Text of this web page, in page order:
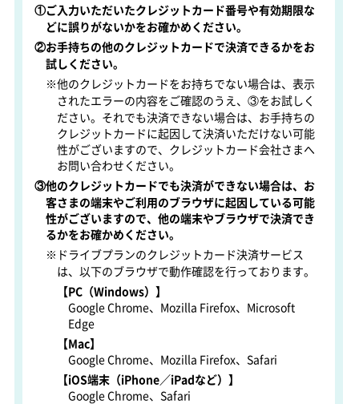
①ご入力いただいたクレジットカード番号や有効期限な
どに誤りがないかをお確かめください。
②お手持ちの他のクレジットカードで決済できるかをお
試しください。
※他のクレジットカードをお持ちでない場合は、表示
されたエラーの内容をご確認のうえ、③をお試しく
ださい。それでも決済できない場合は、お手持ちの
クレジットカードに起因して決済いただけない可能
性がございますので、クレジットカード会社さまへ
お問い合わせください。
③他のクレジットカードでも決済ができない場合は、お
客さまの端末やご利用のブラウザに起因している可能
性がございますので、他の端末やブラウザで決済でき
るかをお確かめください。
※ドライブプランのクレジットカード決済サービス
は、以下のブラウザで動作確認を行っております。
【PC（Windows）】
Google Chrome、Mozilla Firefox、Microsoft
Edge
【Mac】
Google Chrome、Mozilla Firefox、Safari
【iOS端末（iPhone／iPadなど）】
Google Chrome、Safari